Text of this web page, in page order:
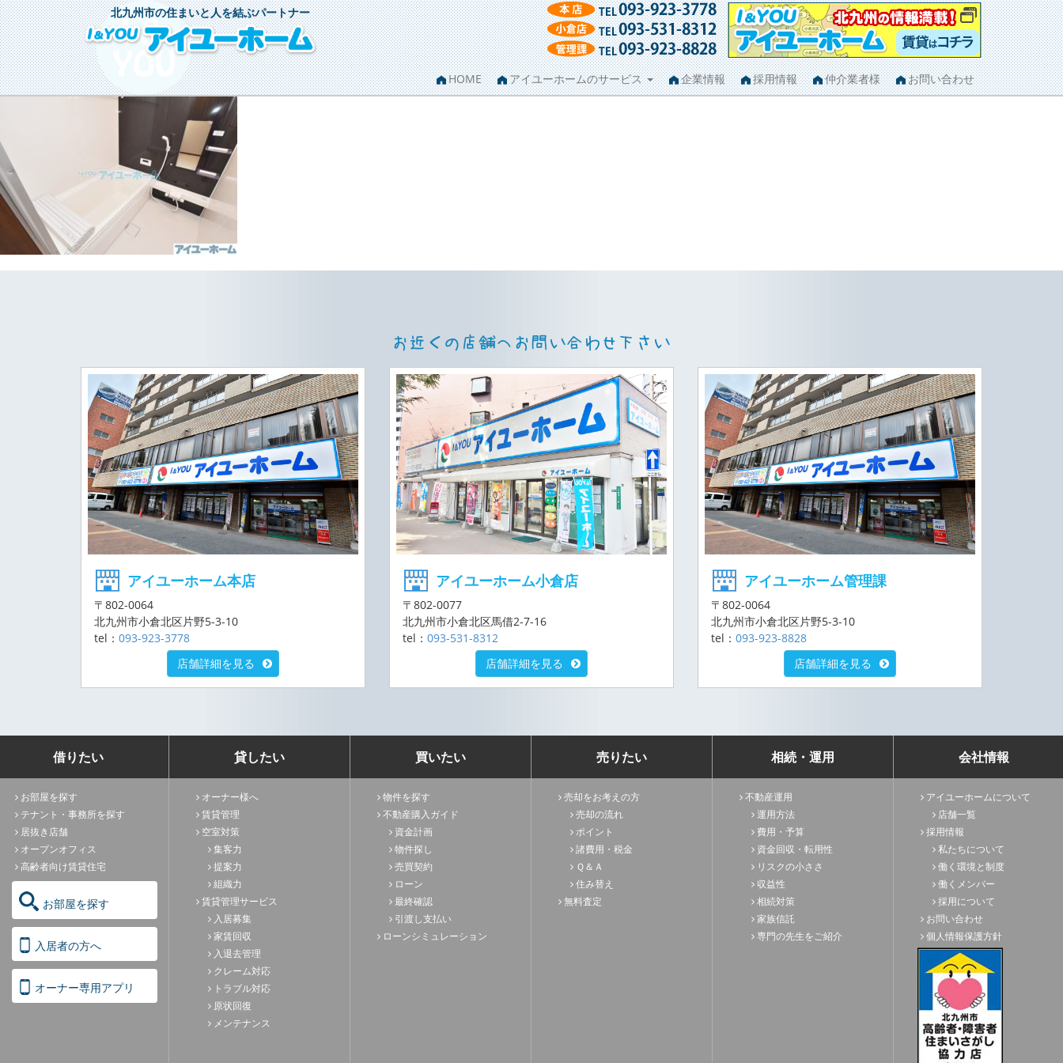
北九州市の住まいと人を結ぶパートナー
HOME アイユーホームのサービス 企業情報 採用情報 仲介業者様 お問い合わせ
アイユーホーム本店
〒802-0064
北九州市小倉北区片野5-3-10
tel： 093-923-3778
店舗詳細を見る
アイユーホーム小倉店
〒802-0077
北九州市小倉北区馬借2-7-16
tel： 093-531-8312
店舗詳細を見る
アイユーホーム管理課
〒802-0064
北九州市小倉北区片野5-3-10
tel： 093-923-8828
店舗詳細を見る
借りたい
お部屋を探す
テナント・事務所を探す
居抜き店舗
オープンオフィス
高齢者向け賃貸住宅
お部屋を探す
入居者の方へ
オーナー専用アプリ
貸したい
オーナー様へ
賃貸管理
空室対策
集客力
提案力
組織力
賃貸管理サービス
入居募集
家賃回収
入退去管理
クレーム対応
トラブル対応
原状回復
メンテナンス
買いたい
物件を探す
不動産購入ガイド
資金計画
物件探し
売買契約
ローン
最終確認
引渡し支払い
ローンシミュレーション
売りたい
売却をお考えの方
売却の流れ
ポイント
諸費用・税金
Ｑ＆Ａ
住み替え
無料査定
相続・運用
不動産運用
運用方法
費用・予算
資金回収・転用性
リスクの小ささ
収益性
相続対策
家族信託
専門の先生をご紹介
会社情報
アイユーホームについて
店舗一覧
採用情報
私たちについて
働く環境と制度
働くメンバー
採用について
お問い合わせ
個人情報保護方針